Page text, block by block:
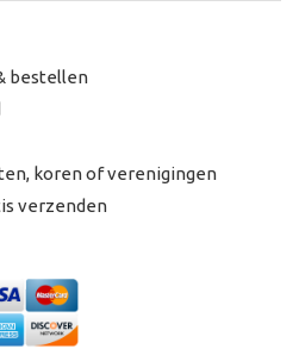
bestellen
koren of verenigingen
verzenden